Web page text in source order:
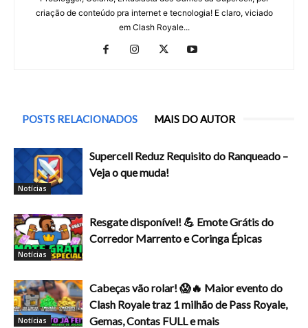
criação de conteúdo pra internet e tecnologia! E claro, viciado
em Clash Royale...
POSTS RELACIONADOS MAIS DO AUTOR
Notícias
Supercell Reduz Requisito do Ranqueado –
Veja o que muda!
Notícias
Resgate disponível! 💪 Emote Grátis do
Corredor Marrento e Coringa Épicas
Notícias
Cabeças vão rolar! 😱🔥 Maior evento do
Clash Royale traz 1 milhão de Pass Royale,
Gemas, Contas FULL e mais